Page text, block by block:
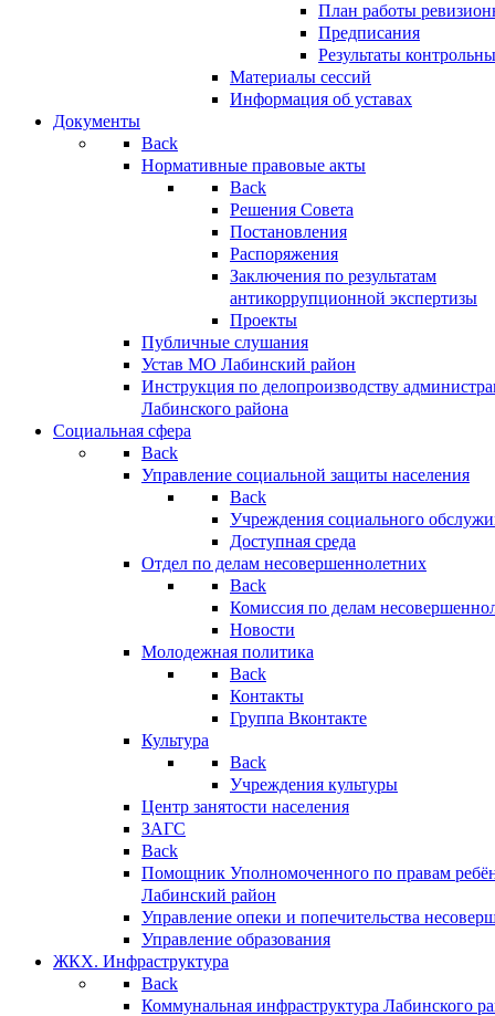
План работы
Предписания
Результаты
Материалы сессий
Информация об уставах
Документы
Back
Нормативные правовые акты
Back
Решения Совета
Постановления
Распоряжения
Заключения по результатам
антикоррупционной экспертизы
Проекты
Публичные слушания
Устав МО Лабинский район
Инструкция по делопроизводству
Лабинского района
Социальная сфера
Back
Управление социальной защиты населения
Back
Учреждения социального
Доступная среда
Отдел по делам несовершеннолетних
Back
Комиссия по делам
Новости
Молодежная политика
Back
Контакты
Группа Вконтакте
Культура
Back
Учреждения культуры
Центр занятости населения
ЗАГС
Back
Помощник Уполномоченного по правам
Лабинский район
Управление опеки и попечительства
Управление образования
ЖКХ. Инфраструктура
Back
Коммунальная инфраструктура Лабинского